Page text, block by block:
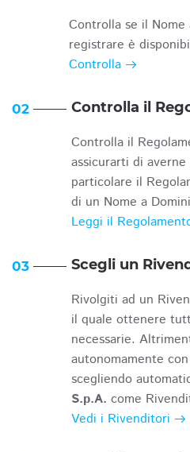
Controlla se il
registrare è
Controlla
02 Controlla il
Controlla il
assicurarti di
particolare il
di un Nome a
Leggi il
03 Scegli un
Rivolgiti ad un
il quale ottenere
necessarie.
autonomamente
scegliendo
S.p.A. come
Vedi i Rivenditori